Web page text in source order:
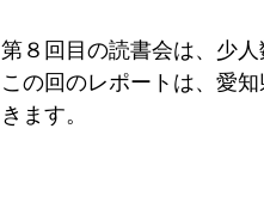
第８回目の読書会は、少
この回のレポートは、愛
きます。